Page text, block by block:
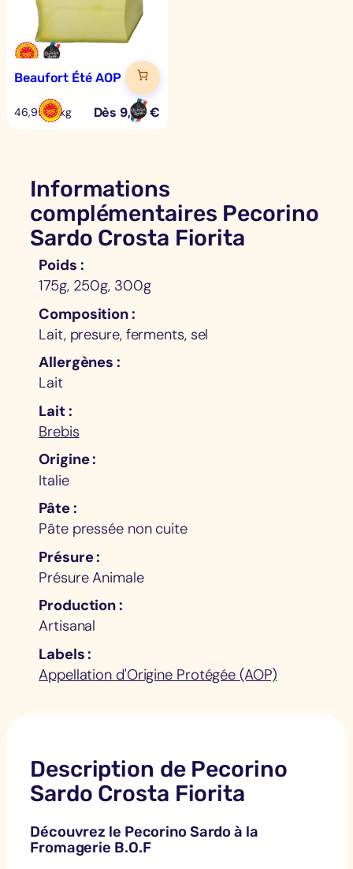
Beaufort Été AOP
46,95 €/kg Dès 9,39€
Informations
complémentaires Pecorino
Sardo Crosta Fiorita
Poids
175g, 250g, 300g
Composition
Lait, presure, ferments, sel
Allergènes
Lait
Lait
Brebis
Origine
Italie
Pâte
Pâte pressée non cuite
Présure
Présure Animale
Production
Artisanal
Labels
Appellation d'Origine Protégée (AOP)
Description de Pecorino
Sardo Crosta Fiorita
Découvrez le Pecorino Sardo à la
Fromagerie B.O.F